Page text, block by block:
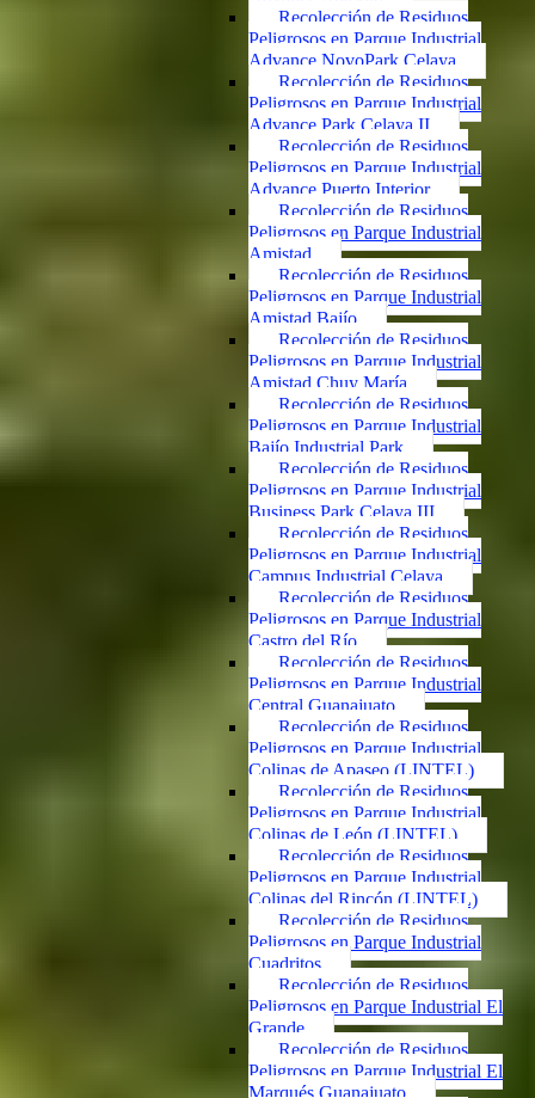
Recolección de Residuos
Peligrosos en Parque Industrial
Advance NovoPark Celaya
Recolección de Residuos
Peligrosos en Parque Industrial
Advance Park Celaya II
Recolección de Residuos
Peligrosos en Parque Industrial
Advance Puerto Interior
Recolección de Residuos
Peligrosos en Parque Industrial
Amistad
Recolección de Residuos
Peligrosos en Parque Industrial
Amistad Bajío
Recolección de Residuos
Peligrosos en Parque Industrial
Amistad Chuy María
Recolección de Residuos
Peligrosos en Parque Industrial
Bajío Industrial Park
Recolección de Residuos
Peligrosos en Parque Industrial
Business Park Celaya III
Recolección de Residuos
Peligrosos en Parque Industrial
Campus Industrial Celaya
Recolección de Residuos
Peligrosos en Parque Industrial
Castro del Río
Recolección de Residuos
Peligrosos en Parque Industrial
Central Guanajuato
Recolección de Residuos
Peligrosos en Parque Industrial
Colinas de Apaseo (LINTEL)
Recolección de Residuos
Peligrosos en Parque Industrial
Colinas de León (LINTEL)
Recolección de Residuos
Peligrosos en Parque Industrial
Colinas del Rincón (LINTEL)
Recolección de Residuos
Peligrosos en Parque Industrial
Cuadritos
Recolección de Residuos
Peligrosos en Parque Industrial El
Grande
Recolección de Residuos
Peligrosos en Parque Industrial El
Marqués Guanajuato